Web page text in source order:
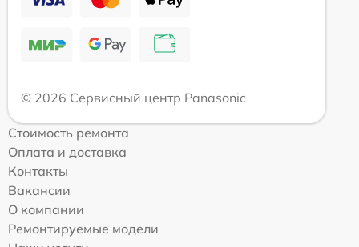
© 2026 Сервисный центр Panasonic
Стоимость ремонта
Оплата и доставка
Контакты
Вакансии
О компании
Ремонтируемые модели